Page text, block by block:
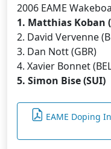
2006 EAME
1. Matthias Koban
2. David Vervenne
3. Dan Nott (GBR)
4. Xavier Bonnet
5. Simon Bise (SUI)
EAME Doping